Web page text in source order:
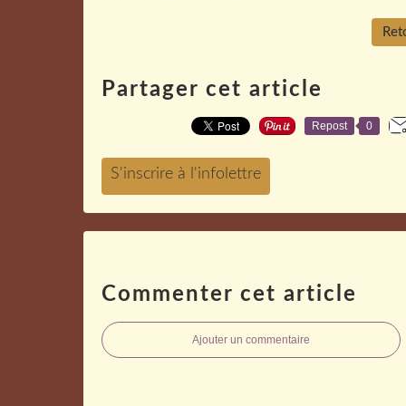
Partager cet article
Repost 0
Commenter cet article
Ajouter un commentaire